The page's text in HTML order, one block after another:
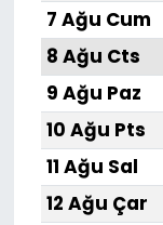
7 Ağu Cum
8 Ağu Cts
9 Ağu Paz
10 Ağu Pts
11 Ağu Sal
12 Ağu Çar